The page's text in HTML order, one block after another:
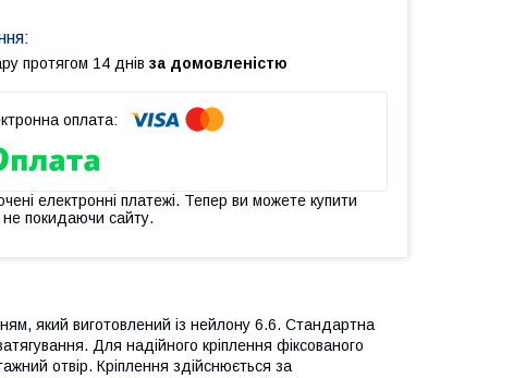
протягом 14 днів за домовленістю
електронні платежі. Тепер ви можете купити
покидаючи сайту.
який виготовлений із нейлону 6.6. Стандартна
Для надійного кріплення фіксованого
отвір. Кріплення здійснюється за